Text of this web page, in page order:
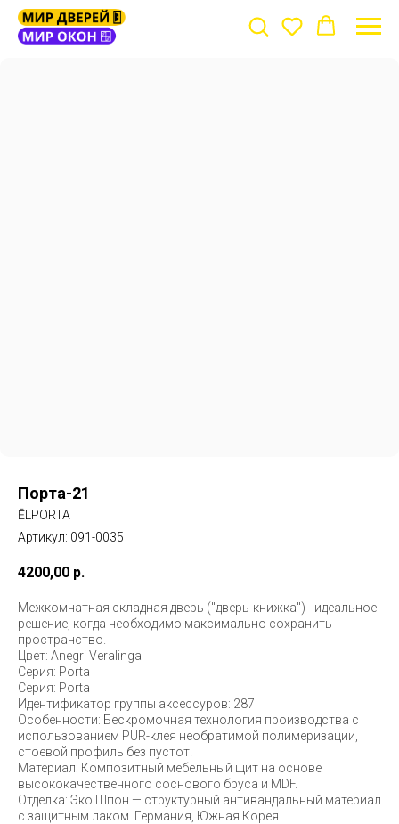
Порта-21
ĒLPORTA
Артикул: 091-0035
4200,00 р.
Межкомнатная складная дверь ("дверь-книжка") - идеальное
решение, когда необходимо максимально сохранить
пространство.
Цвет: Anegri Veralinga
Серия: Porta
Серия: Porta
Идентификатор группы аксессуров: 287
Особенности: Бескромочная технология производства с
использованием PUR-клея необратимой полимеризации,
стоевой профиль без пустот.
Материал: Композитный мебельный щит на основе
высококачественного соснового бруса и MDF.
Отделка: Эко Шпон — структурный антивандальный материал
с защитным лаком. Германия, Южная Корея.